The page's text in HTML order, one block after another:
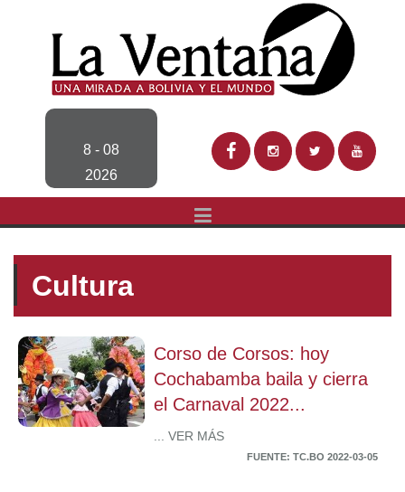
8 - 08
2026
Cultura
Corso de Corsos: hoy
Cochabamba baila y cierra
el Carnaval 2022...
... VER MÁS
FUENTE: TC.BO 2022-03-05